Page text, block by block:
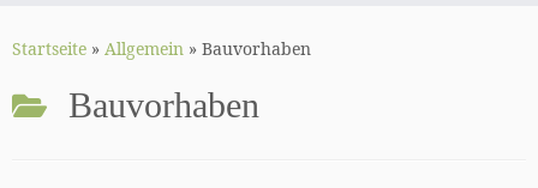
Inhalt
Startseite » Allgemein » Bauvorhaben
Bauvorhaben